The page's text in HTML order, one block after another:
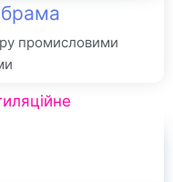
промисловими